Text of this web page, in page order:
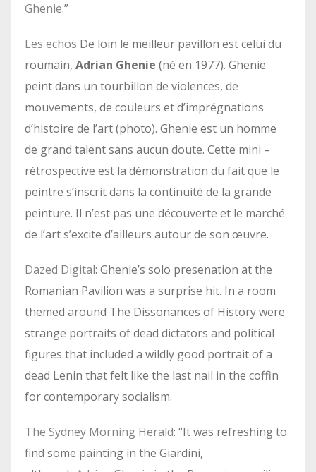
Ghenie.”
Les echos De loin le meilleur pavillon est celui du
roumain, Adrian Ghenie (né en 1977). Ghenie
peint dans un tourbillon de violences, de
mouvements, de couleurs et d’imprégnations
d’histoire de l’art (photo). Ghenie est un homme
de grand talent sans aucun doute. Cette mini –
rétrospective est la démonstration du fait que le
peintre s’inscrit dans la continuité de la grande
peinture. Il n’est pas une découverte et le marché
de l’art s’excite d’ailleurs autour de son œuvre.
Dazed Digital: Ghenie’s solo presenation at the
Romanian Pavilion was a surprise hit. In a room
themed around The Dissonances of History were
strange portraits of dead dictators and political
figures that included a wildly good portrait of a
dead Lenin that felt like the last nail in the coffin
for contemporary socialism.
The Sydney Morning Herald: “It was refreshing to
find some painting in the Giardini,